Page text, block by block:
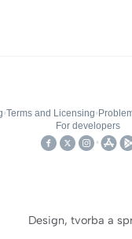
Design, tvorba a